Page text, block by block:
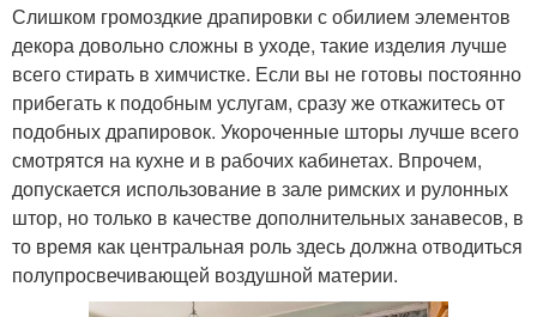
Слишком громоздкие драпировки с обилием элементов
декора довольно сложны в уходе, такие изделия лучше
всего стирать в химчистке. Если вы не готовы постоянно
прибегать к подобным услугам, сразу же откажитесь от
подобных драпировок. Укороченные шторы лучше всего
смотрятся на кухне и в рабочих кабинетах. Впрочем,
допускается использование в зале римских и рулонных
штор, но только в качестве дополнительных занавесов, в
то время как центральная роль здесь должна отводиться
полупросвечивающей воздушной материи.